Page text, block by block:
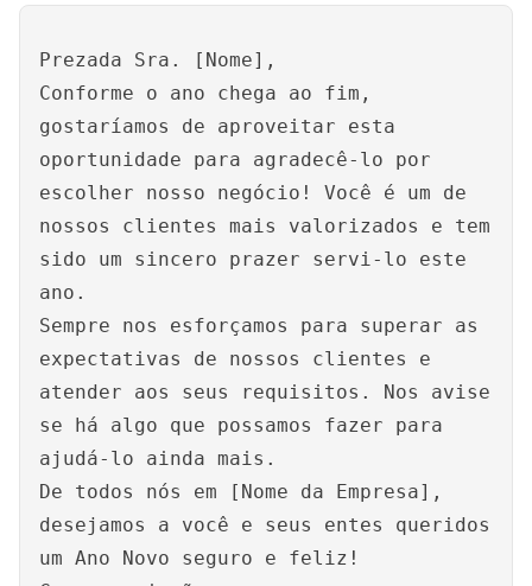
Prezada Sra. [Nome],
Conforme o ano chega ao fim,
gostaríamos de aproveitar esta
oportunidade para agradecê-lo por
escolher nosso negócio! Você é um de
nossos clientes mais valorizados e tem
sido um sincero prazer servi-lo este
ano.
Sempre nos esforçamos para superar as
expectativas de nossos clientes e
atender aos seus requisitos. Nos avise
se há algo que possamos fazer para
ajudá-lo ainda mais.
De todos nós em [Nome da Empresa],
desejamos a você e seus entes queridos
um Ano Novo seguro e feliz!